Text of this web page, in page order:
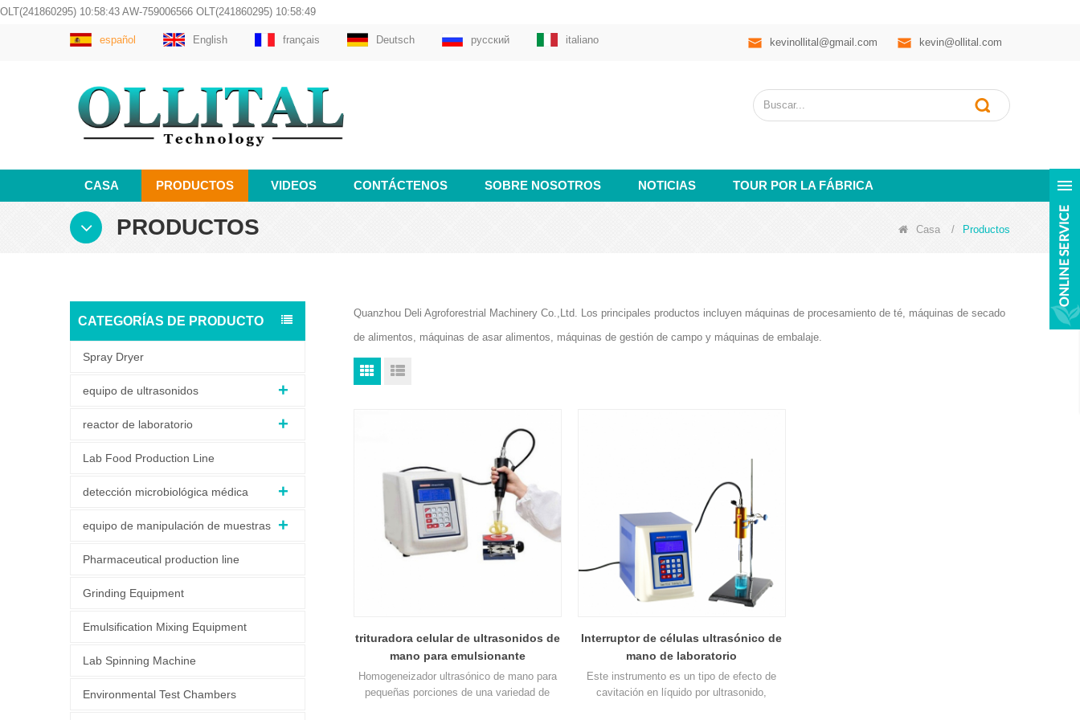
OLT(241860295) 10:58:43 AW-759006566 OLT(241860295) 10:58:49
español English français Deutsch русский italiano kevin@ollital.com
kevinollital@gmail.com
CASA PRODUCTOS VIDEOS CONTÁCTENOS SOBRE NOSOTROS NOTICIAS TOUR POR LA FÁBRICA
PRODUCTOS Casa / Productos
CATEGORÍAS DE PRODUCTO
Spray Dryer
equipo de ultrasonidos
reactor de laboratorio
Lab Food Production Line
detección microbiológica médica
equipo de manipulación de muestras
Pharmaceutical production line
Grinding Equipment
Emulsification Mixing Equipment
Lab Spinning Machine
Environmental Test Chambers
Quanzhou Deli Agroforestrial Machinery Co.,Ltd. Los principales productos incluyen máquinas de procesamiento de té, máquinas de secado
de alimentos, máquinas de asar alimentos, máquinas de gestión de campo y máquinas de embalaje.
trituradora celular de ultrasonidos de
mano para emulsionante
Homogeneizador ultrasónico de mano para
pequeñas porciones de una variedad de
Interruptor de células ultrasónico de
mano de laboratorio
Este instrumento es un tipo de efecto de
cavitación en líquido por ultrasonido,